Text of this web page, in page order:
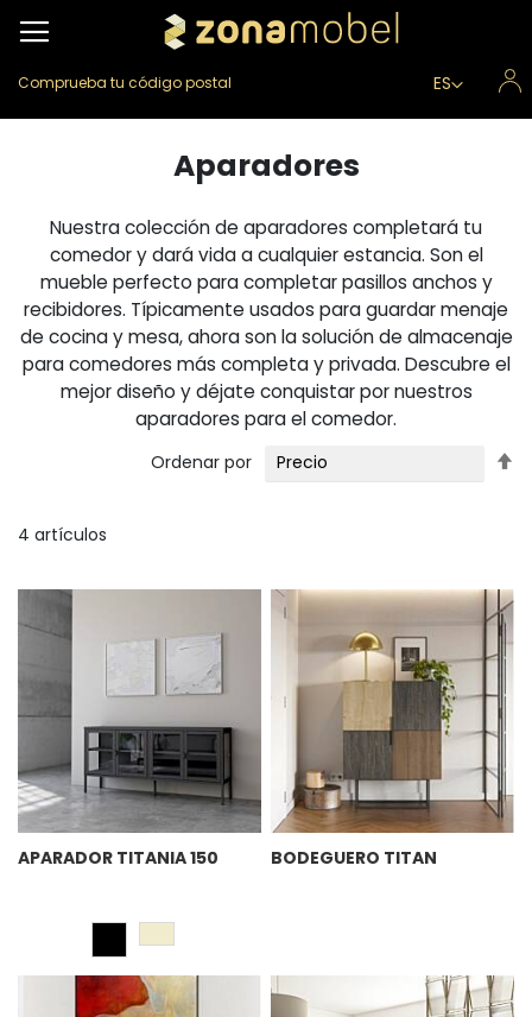
Comprueba tu código postal Lenguaje
ES
Aparadores
Nuestra colección de aparadores completará tu
comedor y dará vida a cualquier estancia. Son el
mueble perfecto para completar pasillos anchos y
recibidores. Típicamente usados para guardar menaje
de cocina y mesa, ahora son la solución de almacenaje
para comedores más completa y privada. Descubre el
mejor diseño y déjate conquistar por nuestros
aparadores para el comedor.
4 artículos
Ordenar por
APARADOR TITANIA 150 BODEGUERO TITAN